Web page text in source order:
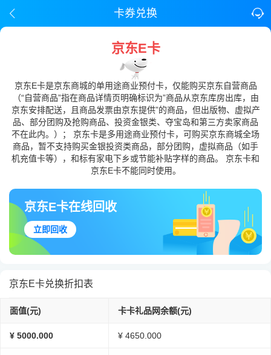
卡券兑换
京东E卡
京东E卡是京东商城的单用途商业预付卡，仅能购买京东自营商品
（“自营商品”指在商品详情页明确标识为”商品从京东库房出库，由
京东安排配送，且商品发票由京东提供”的商品，但出版物、虚拟产
品、部分团购及抢购商品、投资金银类、夺宝岛和第三方卖家商品
不在此内。）； 京东卡是多用途商业预付卡，可购买京东商城全场
商品，暂不支持购买金银投资类商品，部分团购，虚拟商品（如手
机充值卡等），和标有家电下乡或节能补贴字样的商品。 京东卡和
京东E卡不能同时使用。
京东E卡在线回收
立即回收
京东E卡兑换折扣表
面值(元) 卡卡礼品网余额(元)
¥ 5000.000 ¥ 4650.000